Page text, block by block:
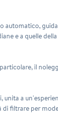
automatico,
e a quelle della
il
a
filtrare per